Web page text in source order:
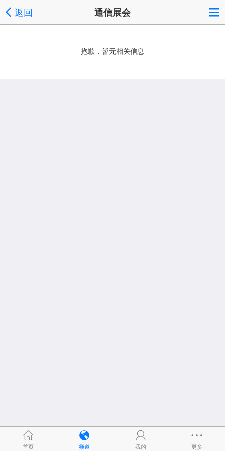
返回 通信展会
抱歉，暂无相关信息
首页 频道 我的 更多